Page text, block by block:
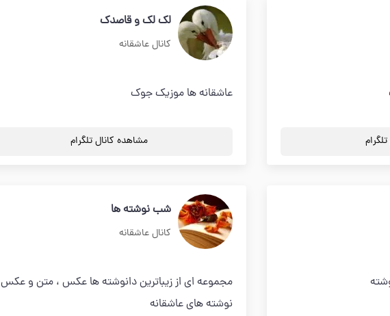
لک لک و قاصدک
کانال عاشقانه
عاشقانه ها موزیک جوک
مشاهده کانال تلگرام
شب نوشته ها
کانال عاشقانه
مجموعه ای از زیباترین دانوشته ها عکس ، متن و عکس
نوشته های عاشقانه